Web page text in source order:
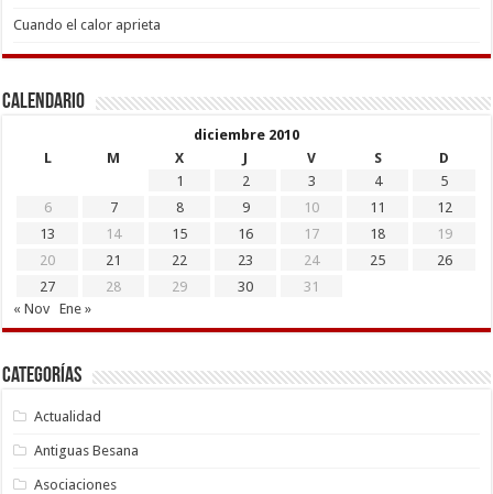
Cuando el calor aprieta
Calendario
diciembre 2010
L
M X J V S
D
1
2 3 4
5
6
7 8 9 10 11
12
13
14 15 16 17 18
19
20
21 22 23 24 25
26
27
28 29 30
31
« Nov
Ene »
Categorías
Actualidad
Antiguas Besana
Asociaciones